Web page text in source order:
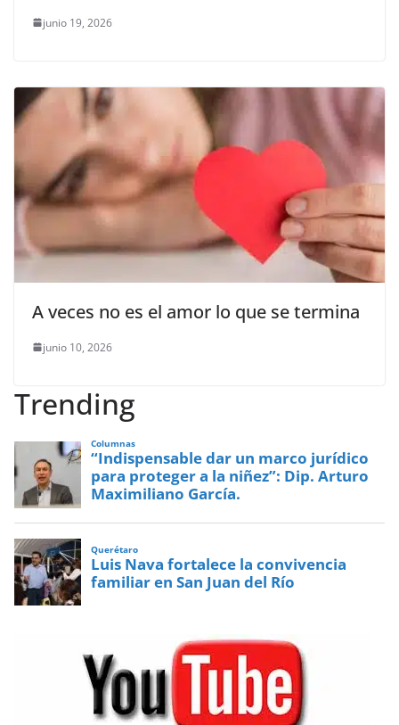
junio 19, 2026
A veces no es el amor lo que se termina
junio 10, 2026
Trending